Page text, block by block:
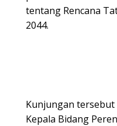
tentang Rencana
2044.
Kunjungan tersebut
Kepala Bidang